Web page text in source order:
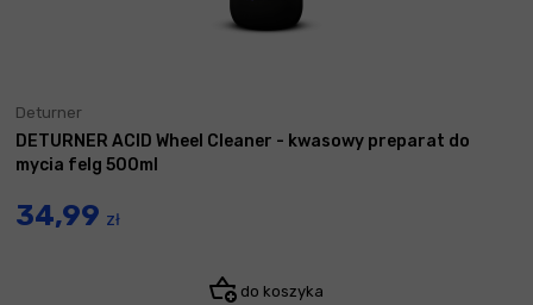
Deturner
DETURNER ACID Wheel Cleaner - kwasowy preparat do
mycia felg 500ml
34,99 zł
do koszyka